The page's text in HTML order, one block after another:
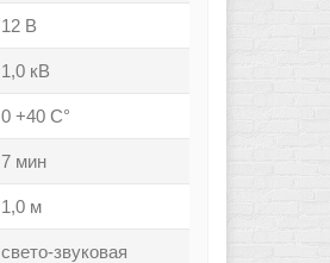
12 В
1,0 кВ
0 +40 С°
7 мин
1,0 м
свето-звуковая